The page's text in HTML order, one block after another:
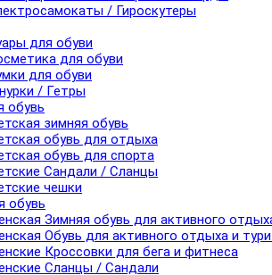
/ Гироскутеры
для обуви
для обуви
для обуви
/ Гетры
обувь
зимняя обувь
обувь для отдыха
обувь для спорта
Сандали / Сланцы
чешки
обувь
Зимняя обувь для активного
Обувь для активного отдыха и
Кроссовки для бега и фитнеса
Сланцы / Сандали